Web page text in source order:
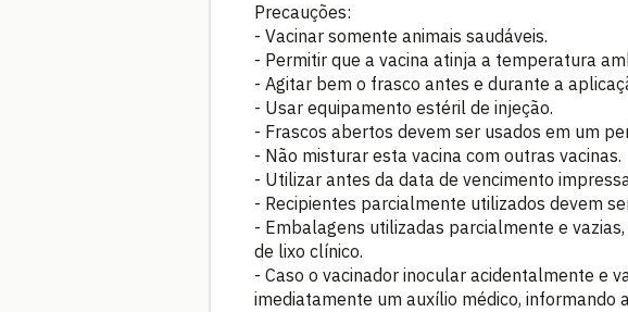
Precauções:
- Vacinar somente animais saudáveis.
- Permitir que a vacina atinja a temperatura
- Agitar bem o frasco antes e durante a
- Usar equipamento estéril de injeção.
- Frascos abertos devem ser usados em um
- Não misturar esta vacina com outras vacinas.
- Utilizar antes da data de vencimento
- Recipientes parcialmente utilizados devem
- Embalagens utilizadas parcialmente e
de lixo clínico.
- Caso o vacinador inocular acidentalmente e
imediatamente um auxílio médico, informando